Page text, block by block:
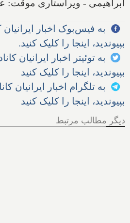
ابراهیمی - ویراستاری موقت:
به فیس‌بوک اخبار ایرانیان
بپیوندید، اینجا را کلیک کنید.
به توئیتر اخبار ایرانیان
بپیوندید، اینجا را کلیک کنید
به تلگرام اخبار ایرانیان
بپیوندید، اینجا را کلیک کنید
دیگر مطالب مرتبط